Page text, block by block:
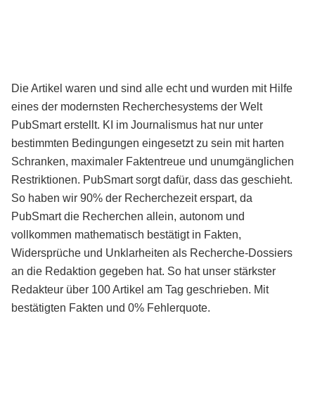
Die Artikel waren und sind alle echt und wurden mit Hilfe
eines der modernsten Recherchesystems der Welt
PubSmart erstellt. KI im Journalismus hat nur unter
bestimmten Bedingungen eingesetzt zu sein mit harten
Schranken, maximaler Faktentreue und unumgänglichen
Restriktionen. PubSmart sorgt dafür, dass das geschieht.
So haben wir 90% der Recherchezeit erspart, da
PubSmart die Recherchen allein, autonom und
vollkommen mathematisch bestätigt in Fakten,
Widersprüche und Unklarheiten als Recherche-Dossiers
an die Redaktion gegeben hat. So hat unser stärkster
Redakteur über 100 Artikel am Tag geschrieben. Mit
bestätigten Fakten und 0% Fehlerquote.